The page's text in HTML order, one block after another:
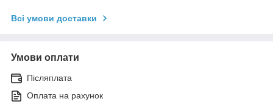
Всі умови доставки
Умови оплати
Післяплата
Оплата на рахунок